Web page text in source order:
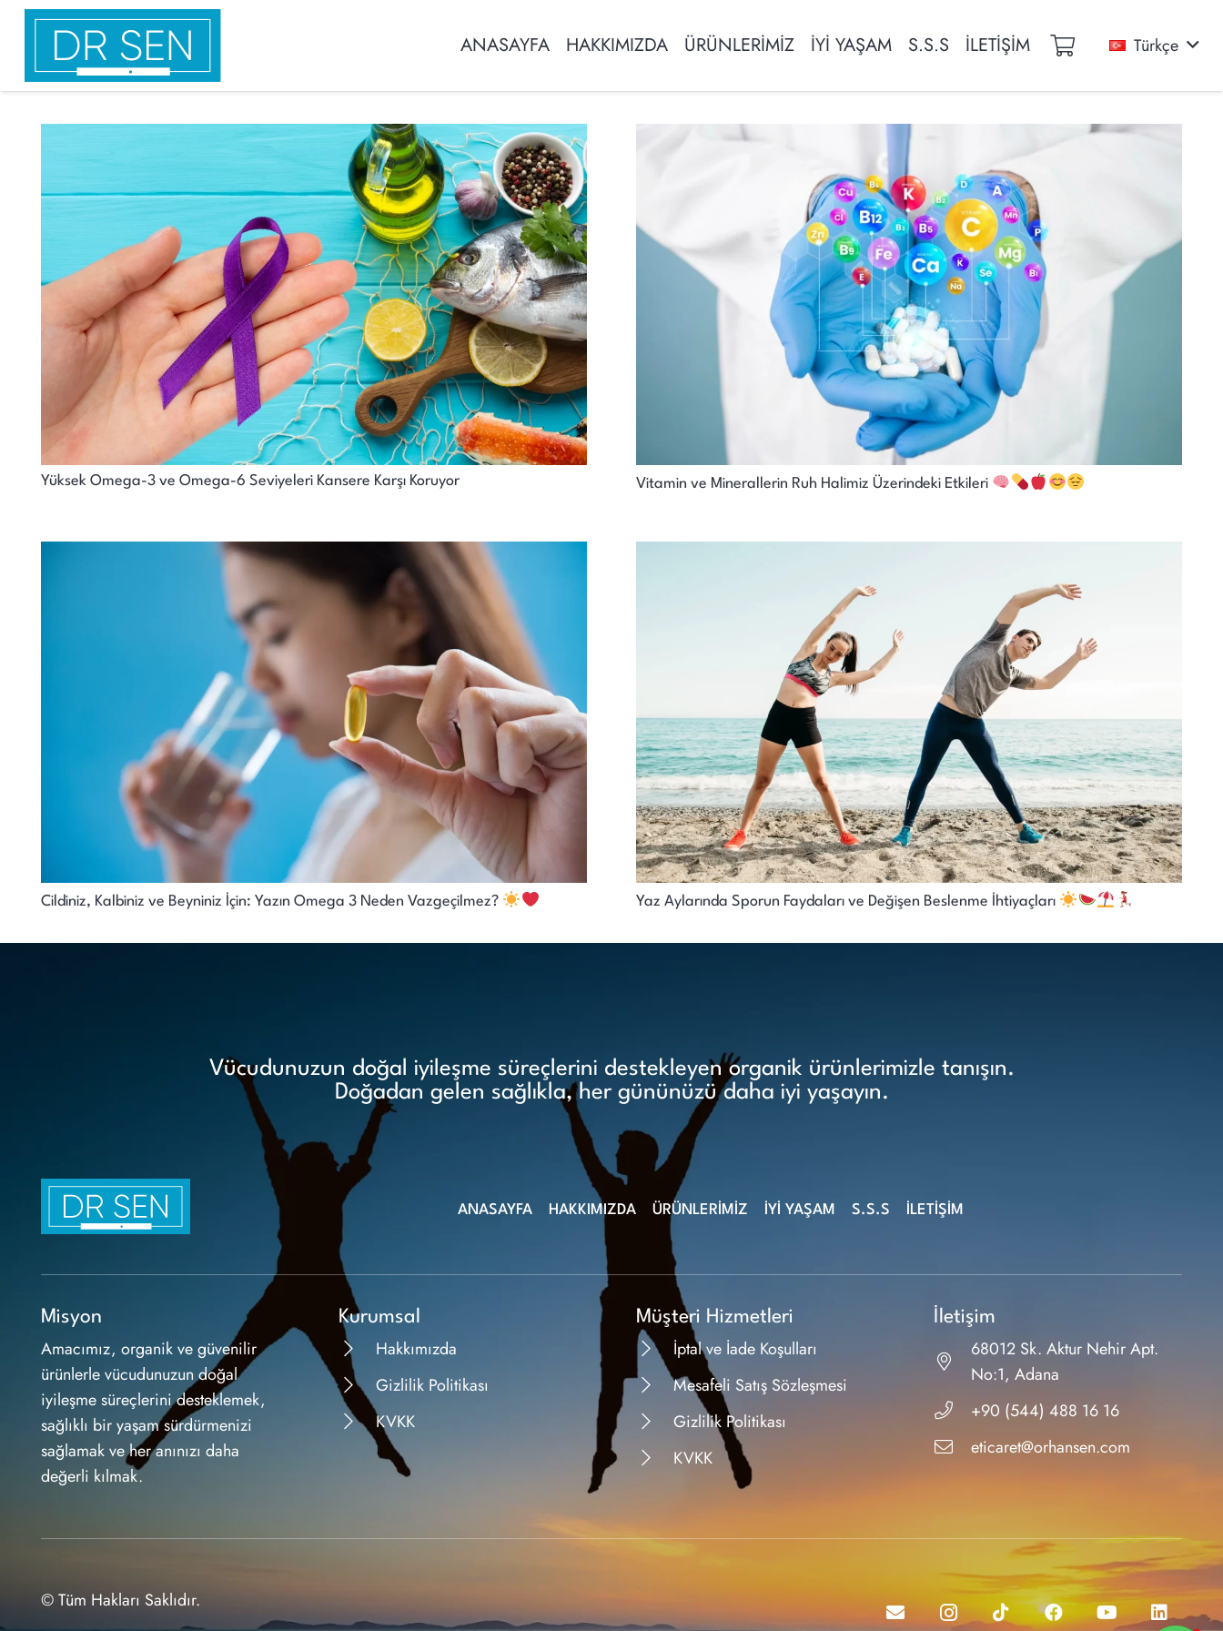
ANASAYFA HAKKIMIZDA ÜRÜNLERİMİZ İYİ YAŞAM S.S.S İLETİŞİM Türkçe
Yüksek Omega-3 ve Omega-6 Seviyeleri Kansere Karşı Koruyor Vitamin ve Minerallerin Ruh Halimiz Üzerindeki Etkileri
Cildiniz, Kalbiniz ve Beyniniz İçin: Yazın Omega 3 Neden Vazgeçilmez? Yaz Aylarında Sporun Faydaları ve Değişen Beslenme İhtiyaçları
Vücudunuzun doğal iyileşme süreçlerini destekleyen organik ürünlerimizle tanışın.
Doğadan gelen sağlıkla, her gününüzü daha iyi yaşayın.
ANASAYFA HAKKIMIZDA ÜRÜNLERİMİZ İYİ YAŞAM S.S.S İLETİŞİM
Misyon
Amacımız, organik ve güvenilir
ürünlerle vücudunuzun doğal
iyileşme süreçlerini desteklemek,
sağlıklı bir yaşam sürdürmenizi
sağlamak ve her anınızı daha
değerli kılmak.
Kurumsal
Hakkımızda
Gizlilik Politikası
KVKK
Müşteri Hizmetleri
İptal ve İade Koşulları
Mesafeli Satış Sözleşmesi
Gizlilik Politikası
KVKK
İletişim
68012 Sk. Aktur Nehir Apt.
No:1, Adana
+90 (544) 488 16 16
eticaret@orhansen.com
© Tüm Hakları Saklıdır.